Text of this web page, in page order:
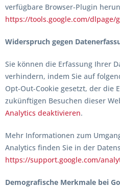
verfügbare Browser-Plugin
https://tools.google.com/dlpage/
Widerspruch gegen
Sie können die Erfassung Ihrer
verhindern, indem Sie auf
Opt-Out-Cookie gesetzt, der die
zukünftigen Besuchen dieser
Analytics deaktivieren.
Mehr Informationen zum
Analytics finden Sie in der
https://support.google.com/
Demografische Merkmale bei